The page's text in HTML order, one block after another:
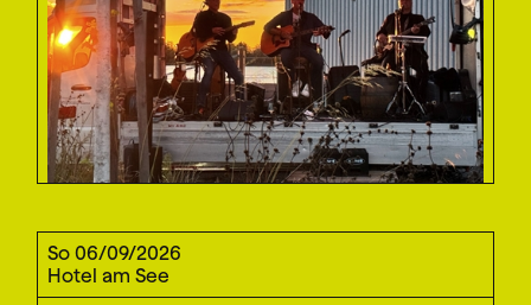
So 06/09/2026
Hotel am See